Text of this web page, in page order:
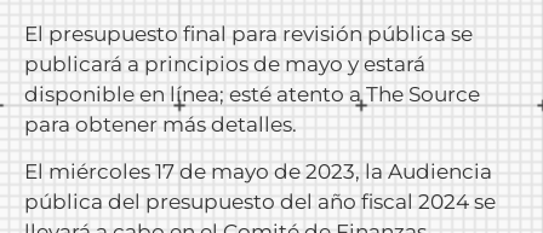
El presupuesto final para revisión pública se
publicará a principios de mayo y estará
disponible en línea; esté atento a The Source
para obtener más detalles.
El miércoles 17 de mayo de 2023, la Audiencia
pública del presupuesto del año fiscal 2024 se